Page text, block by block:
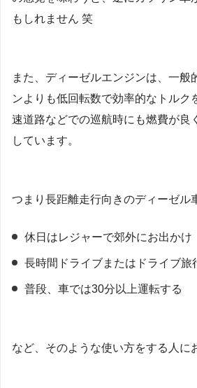
もしれません 笑
また、ディーゼルエンジンは、一般
ンよりも低回転数で効率的なトルク
速道路などでの巡航時にも燃費が良
しています。
つまり長距離走行向きのディーゼル
休日はレジャーで郊外にお出かけ
長時間ドライブまたはドライブ旅
普段、車では30分以上運転する
など、そのような使い方をする人に